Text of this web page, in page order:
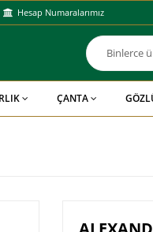
Hesap Numaralarımız
ÇANTA